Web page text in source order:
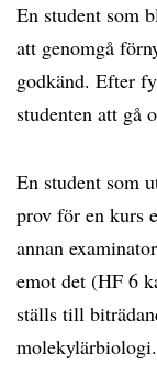
En student som
att genomgå
godkänd. Efter
studenten att gå
En student som
prov för en kurs
annan
emot det (HF 6
ställs till
molekylärbiologi.